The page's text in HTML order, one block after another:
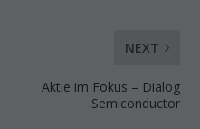
NEXT
Aktie im Fokus – Dialog
Semiconductor